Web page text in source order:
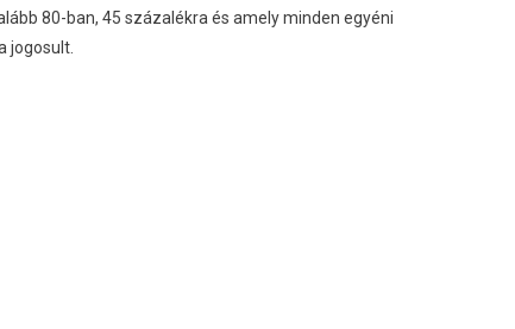
80-ban, 45 százalékra és amely minden egyéni
jogosult.